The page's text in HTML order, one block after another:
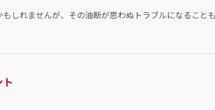
しれませんが、その油断が思わぬトラブルになること